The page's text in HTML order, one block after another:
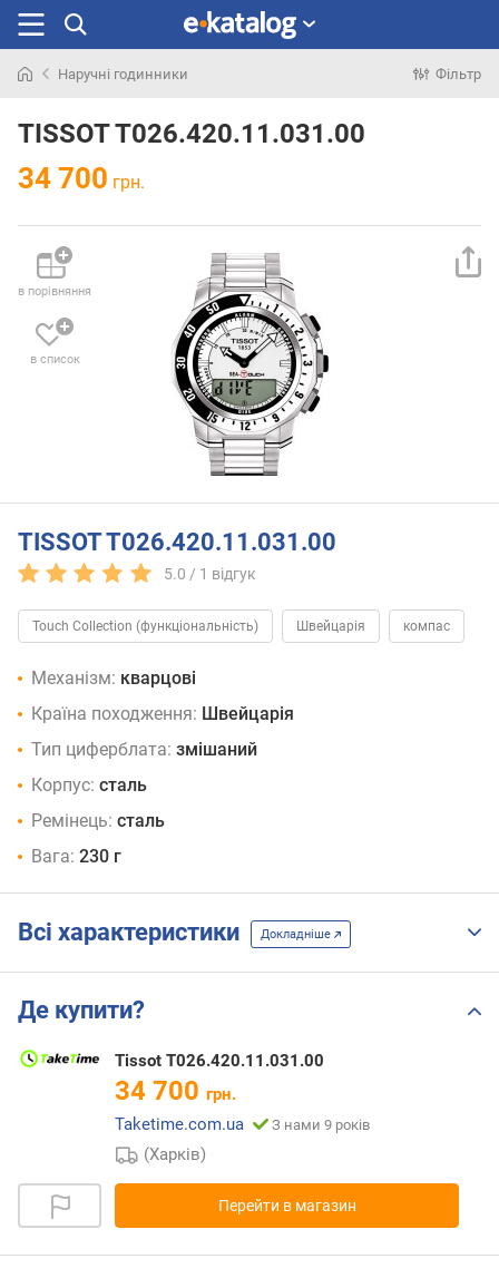
раніше
Наручні годинники Фільтр
TISSOT T026.420.11.031.00
34 700 грн.
в порівняння
в список
TISSOT T026.420.11.031.00
5.0 / 1 відгук
Touch Collection (функціональність) Швейцарія компас
Механізм: кварцові
Країна походження: Швейцарія
Тип циферблата: змішаний
Корпус: сталь
Ремінець: сталь
Вага: 230 г
Всі характеристики Докладніше
Де купити?
Tissot T026.420.11.031.00
34 700 грн.
Taketime.com.ua
З нами 9 років
(Харків)
Перейти в магазин